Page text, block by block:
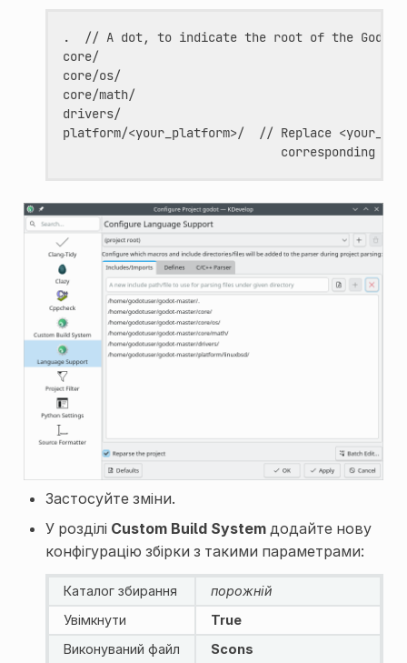
.  // A dot, to indicate the root of the Godot
core/
core/os/
core/math/
drivers/
platform/<your_platform>/  // Replace
Застосуйте зміни.
У розділі Custom Build Systemдодайте нову
конфігурацію збірки з такими параметрами:
Каталог збирання
порожній
Увімкнути
True
Виконуваний файл
Scons